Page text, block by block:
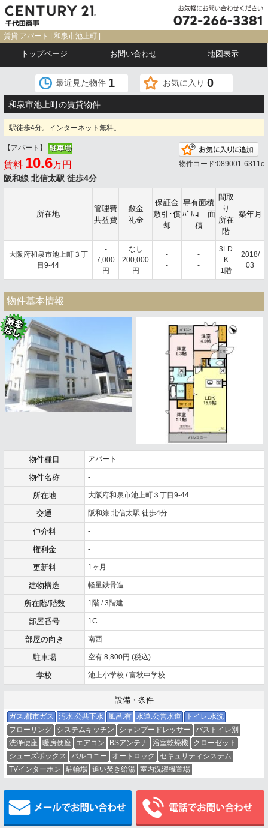
賃貸 アパート | 和泉市池上町 |
トップページ お問い合わせ 地図表示
最近見た物件 1 お気に入り 0
和泉市池上町の賃貸物件
駅徒歩4分。インターネット無料。
【アパート】
賃料 10.6万円
阪和線 北信太駅 徒歩4分
物件コード:089001-6311c
所在地
管理費
共益費
敷金
礼金
保証金
敷引･償
却
専有面積
ﾊﾞﾙｺﾆｰ面
積
間取
り
所在
階
築年月
大阪府和泉市池上町３丁
目9-44
-
7,000
円
なし
200,000
円
-
-
-
-
3LD
K
1階
2018/
03
物件基本情報
物件種目 アパート
物件名称 -
所在地 大阪府和泉市池上町３丁目9-44
交通 阪和線 北信太駅 徒歩4分
仲介料 -
権利金 -
更新料 1ヶ月
建物構造 軽量鉄骨造
所在階/階数 1階 / 3階建
部屋番号 1C
部屋の向き 南西
駐車場 空有 8,800円 (税込)
学校 池上小学校 / 富秋中学校
設備・条件
ガス:都市ガス 汚水:公共下水 風呂:有 水道:公営水道
トイレ:水洗
フローリング
システムキッチン シャンプードレッサー
バストイレ別
洗浄便座 暖房便座 エアコン BSアンテナ 浴室乾燥機
クローゼット
シューズボックス
バルコニー オートロック
セキュリティシステム
TVインターホン
駐輪場 追い焚き給湯 室内洗濯機置場
メールでお問い合わせ